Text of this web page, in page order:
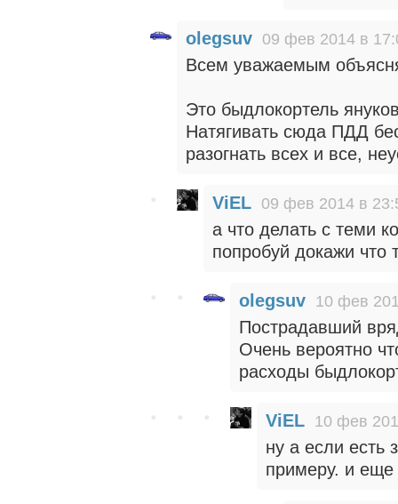
olegsuv 09 фев 2014 в
Всем уважаемым
Это быдлокортель
Натягивать сюда ПДД
разогнать всех и все,
ViEL 09 фев 2014 в
а что делать с теми
попробуй докажи что
olegsuv 10 фев
Пострадавший
Очень вероятно
расходы
ViEL 10 фев
ну а если есть
примеру. и еще